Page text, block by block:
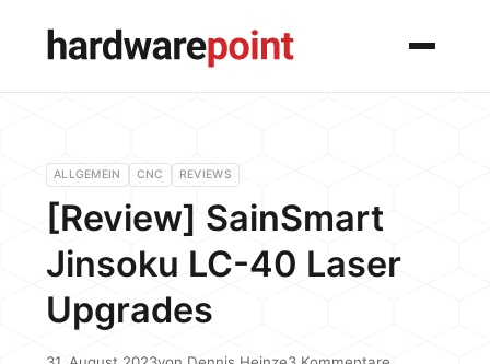
Menü
ALLGEMEIN CNC REVIEWS
[Review] SainSmart
Jinsoku LC-40 Laser
Upgrades